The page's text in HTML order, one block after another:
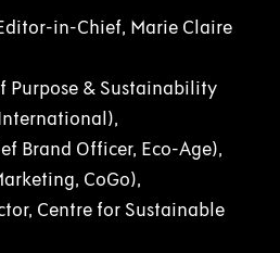
in-Chief, Marie Claire
Purpose & Sustainability
Brand Officer, Eco-Age),
CoGo),
Centre for Sustainable